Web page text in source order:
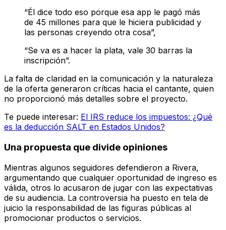
“Él dice todo eso porque esa app le pagó más
de 45 millones para que le hiciera publicidad y
las personas creyendo otra cosa”,
“Se va es a hacer la plata, vale 30 barras la
inscripción”.
La falta de claridad en la comunicación y la naturaleza
de la oferta generaron críticas hacia el cantante, quien
no proporcionó más detalles sobre el proyecto.
Te puede interesar: El IRS reduce los impuestos: ¿Qué
es la deducción SALT en Estados Unidos?
Una propuesta que divide opiniones
Mientras algunos seguidores defendieron a Rivera,
argumentando que cualquier oportunidad de ingreso es
válida, otros lo acusaron de jugar con las expectativas
de su audiencia. La controversia ha puesto en tela de
juicio la responsabilidad de las figuras públicas al
promocionar productos o servicios.